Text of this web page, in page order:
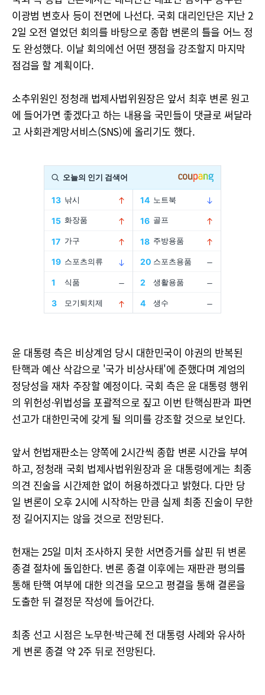
이광범 변호사 등이 전면에 나선다. 국회 대리인단은 지난 2
2일 오전 열었던 회의를 바탕으로 종합 변론의 틀을 어느 정
도 완성했다. 이날 회의에선 어떤 쟁점을 강조할지 마지막
점검을 할 계획이다.
소추위원인 정청래 법제사법위원장은 앞서 최후 변론 원고
에 들어가면 좋겠다고 하는 내용을 국민들이 댓글로 써달라
고 사회관계망서비스(SNS)에 올리기도 했다.
윤 대통령 측은 비상계엄 당시 대한민국이 야권의 반복된
탄핵과 예산 삭감으로 '국가 비상사태'에 준했다며 계엄의
정당성을 재차 주장할 예정이다. 국회 측은 윤 대통령 행위
의 위헌성·위법성을 포괄적으로 짚고 이번 탄핵심판과 파면
선고가 대한민국에 갖게 될 의미를 강조할 것으로 보인다.
앞서 헌법재판소는 양쪽에 2시간씩 종합 변론 시간을 부여
하고, 정청래 국회 법제사법위원장과 윤 대통령에게는 최종
의견 진술을 시간제한 없이 허용하겠다고 밝혔다. 다만 당
일 변론이 오후 2시에 시작하는 만큼 실제 최종 진술이 무한
정 길어지지는 않을 것으로 전망된다.
헌재는 25일 미처 조사하지 못한 서면증거를 살핀 뒤 변론
종결 절차에 돌입한다. 변론 종결 이후에는 재판관 평의를
통해 탄핵 여부에 대한 의견을 모으고 평결을 통해 결론을
도출한 뒤 결정문 작성에 들어간다.
최종 선고 시점은 노무현·박근혜 전 대통령 사례와 유사하
게 변론 종결 약 2주 뒤로 전망된다.